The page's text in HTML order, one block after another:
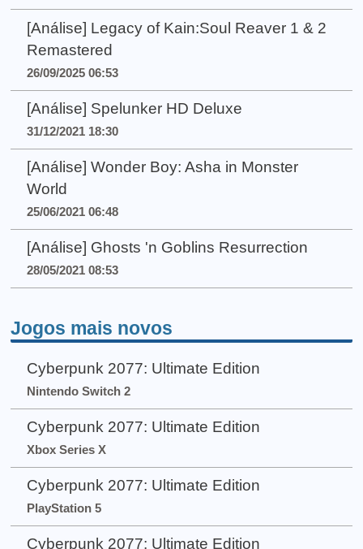
[Análise] Legacy of Kain:Soul Reaver 1 & 2
Remastered
26/09/2025 06:53
[Análise] Spelunker HD Deluxe
31/12/2021 18:30
[Análise] Wonder Boy: Asha in Monster
World
25/06/2021 06:48
[Análise] Ghosts 'n Goblins Resurrection
28/05/2021 08:53
Jogos mais novos
Cyberpunk 2077: Ultimate Edition
Nintendo Switch 2
Cyberpunk 2077: Ultimate Edition
Xbox Series X
Cyberpunk 2077: Ultimate Edition
PlayStation 5
Cyberpunk 2077: Ultimate Edition